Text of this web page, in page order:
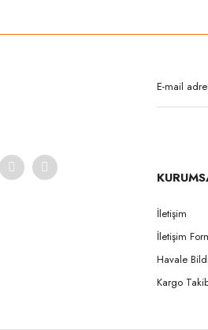
İletişim
İletişim
Havale
Kargo